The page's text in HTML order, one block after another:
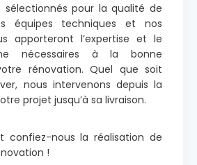
sélectionnés pour la qualité de
équipes techniques et nos
apporteront l’expertise et le
nécessaires à la bonne
rénovation. Quel que soit
nous intervenons depuis la
projet jusqu’à sa livraison.
confiez-nous la réalisation de
!